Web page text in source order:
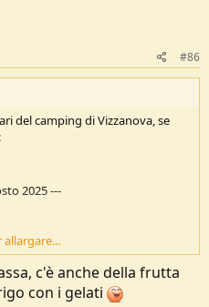
#86
del camping di Vizzanova, se
2025---
allargare...
c'è anche della frutta
con i gelati